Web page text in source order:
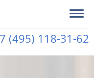
(495) 118-31-62